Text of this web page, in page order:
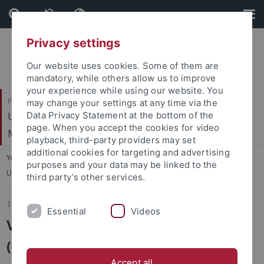
Skip
to
content
Skip
to
footer
Philosophische Fakultät
Ur- und Frühgeschichte und Archäologie des
Mittelalters
You are here: Startseite
...
Ur- und Frühgeschichte und Archäologie des Mittelalters
19.01.2016
Vortrag Prof. Thomas Stöllner
(Ruhr-Universität Bochum): Gold
Privacy settings
Our website uses cookies. Some of them are
mandatory, while others allow us to improve
your experience while using our website. You
may change your settings at any time via the
Data Privacy Statement at the bottom of the
page. When you accept the cookies for video
playback, third-party providers may set
additional cookies for targeting and advertising
purposes and your data may be linked to the
third party’s other services.
Essential Videos